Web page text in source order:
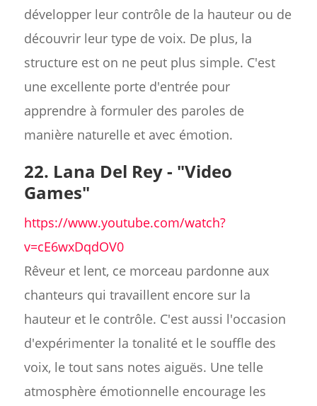
développer leur contrôle de la hauteur ou de
découvrir leur type de voix. De plus, la
structure est on ne peut plus simple. C'est
une excellente porte d'entrée pour
apprendre à formuler des paroles de
manière naturelle et avec émotion.
22. Lana Del Rey - "Video
Games"
https://www.youtube.com/watch?
v=cE6wxDqdOV0
Rêveur et lent, ce morceau pardonne aux
chanteurs qui travaillent encore sur la
hauteur et le contrôle. C'est aussi l'occasion
d'expérimenter la tonalité et le souffle des
voix, le tout sans notes aiguës. Une telle
atmosphère émotionnelle encourage les